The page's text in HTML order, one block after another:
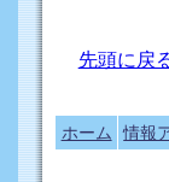
先頭に戻
ホーム 情報